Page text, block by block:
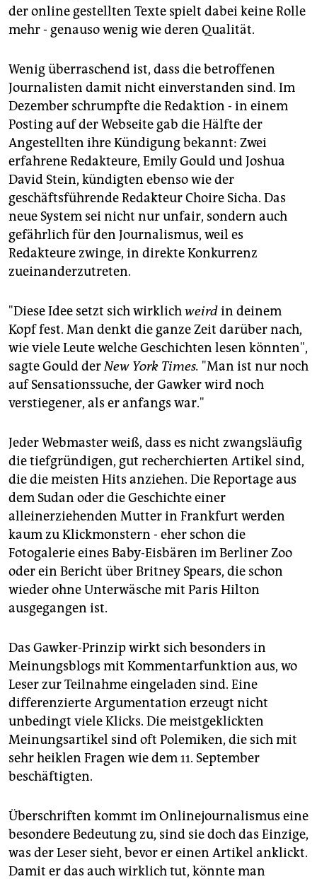
der online gestellten Texte spielt dabei keine Rolle
mehr - genauso wenig wie deren Qualität.
Wenig überraschend ist, dass die betroffenen
Journalisten damit nicht einverstanden sind. Im
Dezember schrumpfte die Redaktion - in einem
Posting auf der Webseite gab die Hälfte der
Angestellten ihre Kündigung bekannt: Zwei
erfahrene Redakteure, Emily Gould und Joshua
David Stein, kündigten ebenso wie der
geschäftsführende Redakteur Choire Sicha. Das
neue System sei nicht nur unfair, sondern auch
gefährlich für den Journalismus, weil es
Redakteure zwinge, in direkte Konkurrenz
zueinanderzutreten.
"Diese Idee setzt sich wirklichweirdin deinem
Kopf fest. Man denkt die ganze Zeit darüber nach,
wie viele Leute welche Geschichten lesen könnten",
sagte Gould derNew York Times. "Man ist nur noch
auf Sensationssuche, der Gawker wird noch
verstiegener, als er anfangs war."
Jeder Webmaster weiß, dass es nicht zwangsläufig
die tiefgründigen, gut recherchierten Artikel sind,
die die meisten Hits anziehen. Die Reportage aus
dem Sudan oder die Geschichte einer
alleinerziehenden Mutter in Frankfurt werden
kaum zu Klickmonstern - eher schon die
Fotogalerie eines Baby-Eisbären im Berliner Zoo
oder ein Bericht über Britney Spears, die schon
wieder ohne Unterwäsche mit Paris Hilton
ausgegangen ist.
Das Gawker-Prinzip wirkt sich besonders in
Meinungsblogs mit Kommentarfunktion aus, wo
Leser zur Teilnahme eingeladen sind. Eine
differenzierte Argumentation erzeugt nicht
unbedingt viele Klicks. Die meistgeklickten
Meinungsartikel sind oft Polemiken, die sich mit
sehr heiklen Fragen wie dem 11. September
beschäftigten.
Überschriften kommt im Onlinejournalismus eine
besondere Bedeutung zu, sind sie doch das Einzige,
was der Leser sieht, bevor er einen Artikel anklickt.
Damit er das auch wirklich tut, könnte man